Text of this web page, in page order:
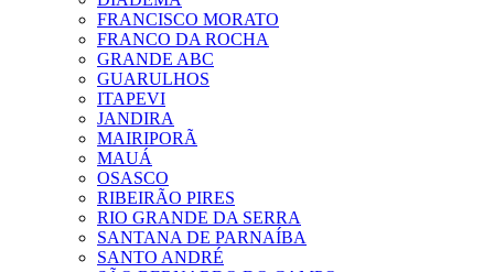
FRANCISCO MORATO
FRANCO DA ROCHA
GRANDE ABC
GUARULHOS
ITAPEVI
JANDIRA
MAIRIPORÃ
MAUÁ
OSASCO
RIBEIRÃO PIRES
RIO GRANDE DA SERRA
SANTANA DE PARNAÍBA
SANTO ANDRÉ